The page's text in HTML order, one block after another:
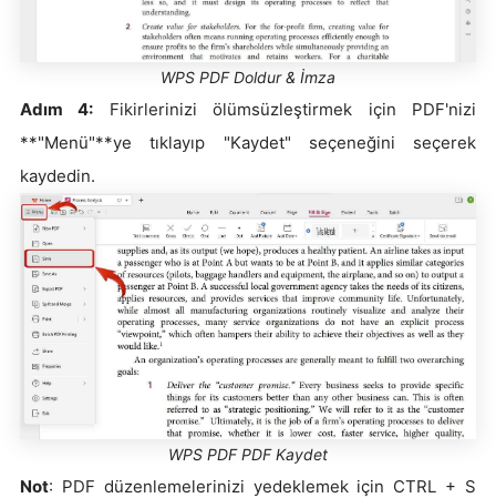
WPS PDF Doldur & İmza
Adım 4: Fikirlerinizi ölümsüzleştirmek için PDF'nizi
**"Menü"**ye tıklayıp "Kaydet" seçeneğini seçerek
kaydedin.
WPS PDF PDF Kaydet
Not: PDF düzenlemelerinizi yedeklemek için CTRL + S